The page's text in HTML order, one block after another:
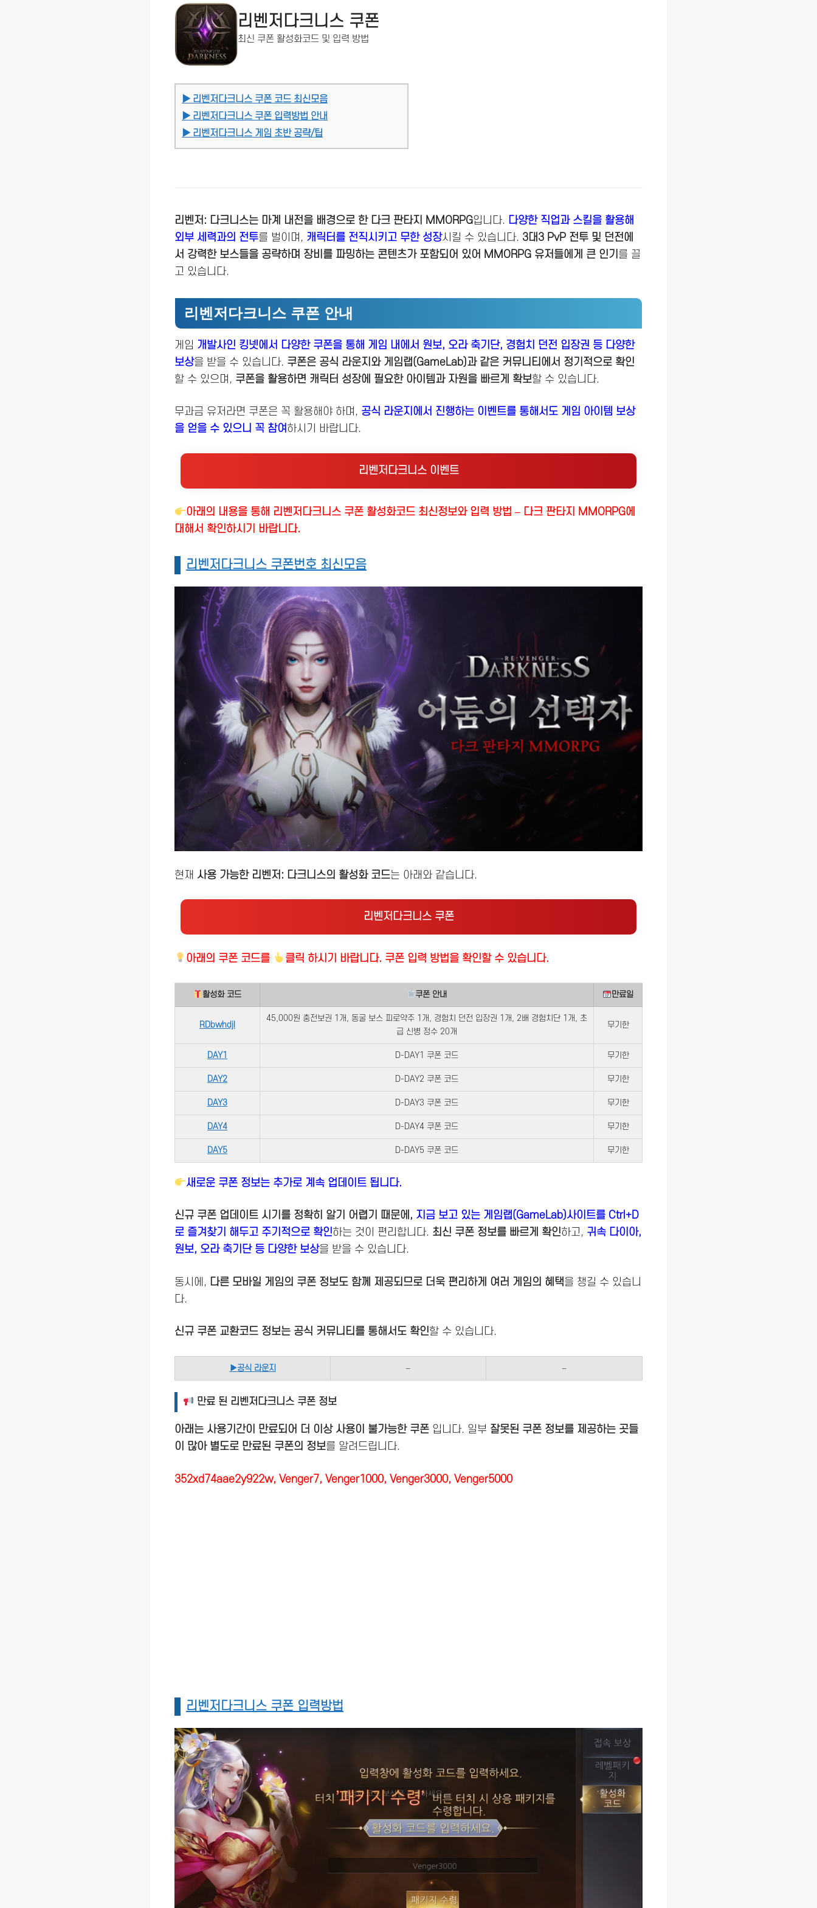
리벤저다크니스 쿠폰
최신 쿠폰 활성화코드 및 입력 방법
▶ 리벤저다크니스 쿠폰 코드 최신모음
▶ 리벤저다크니스 쿠폰 입력방법 안내
▶ 리벤저다크니스 게임 초반 공략/팁
리벤저: 다크니스는 마계 내전을 배경으로 한 다크 판타지 MMORPG입니다. 다양한 직업과 스킬을 활용해
외부 세력과의 전투를 벌이며, 캐릭터를 전직시키고 무한 성장시킬 수 있습니다. 3대3 PvP 전투 및 던전에
서 강력한 보스들을 공략하며 장비를 파밍하는 콘텐츠가 포함되어 있어 MMORPG 유저들에게 큰 인기 를 끌
고 있습니다​.
리벤저다크니스 쿠폰 안내
게임 개발사인 킹넷에서 다양한 쿠폰을 통해 게임 내에서 원보, 오라 축기단, 경험치 던전 입장권 등 다양한
보상을 받을 수 있습니다. 쿠폰은 공식 라운지와 게임랩(GameLab)과 같은 커뮤니티에서 정기적으로 확인
할 수 있으며, 쿠폰을 활용하면 캐릭터 성장에 필요한 아이템과 자원을 빠르게 확보할 수 있습니다​.
무과금 유저라면 쿠폰은 꼭 활용해야 하며, 공식 라운지에서 진행하는 이벤트를 통해서도 게임 아이템 보상
을 얻을 수 있으니 꼭 참여 하시기 바랍니다.
리벤저다크니스 이벤트
아래의 내용을 통해 리벤저다크니스 쿠폰 활성화코드 최신정보와 입력 방법 – 다크 판타지 MMORPG에
대해서 확인하시기 바랍니다.
리벤저다크니스 쿠폰번호 최신모음
현재 사용 가능한 리벤저: 다크니스의 활성화 코드는 아래와 같습니다.
리벤저다크니스 쿠폰
아래의 쿠폰 코드를 클릭 하시기 바랍니다. 쿠폰 입력 방법을 확인할 수 있습니다.
활성화 코드 쿠폰 안내 만료일
RDbwhdjl
45,000원 충전보권 1개, 동굴 보스 피로약주 1개, 경험치 던전 입장권 1개, 2배 경험치단 1개, 초
급 신병 정수 20개
무기한
DAY1 D-DAY1 쿠폰 코드 무기한
DAY2 D-DAY2 쿠폰 코드 무기한
DAY3 D-DAY3 쿠폰 코드 무기한
DAY4 D-DAY4 쿠폰 코드 무기한
DAY5 D-DAY5 쿠폰 코드 무기한
새로운 쿠폰 정보는 추가로 계속 업데이트 됩니다.
신규 쿠폰 업데이트 시기를 정확히 알기 어렵기 때문에, 지금 보고 있는 게임랩(GameLab)사이트를 Ctrl+D
로 즐겨찾기 해두고 주기적으로 확인하는 것이 편리합니다. 최신 쿠폰 정보를 빠르게 확인하고, 귀속 다이아,
원보, 오라 축기단 등 다양한 보상을 받을 수 있습니다.
동시에, 다른 모바일 게임의 쿠폰 정보도 함께 제공되므로 더욱 편리하게 여러 게임의 혜택을 챙길 수 있습니
다.
신규 쿠폰 교환코드 정보는 공식 커뮤니티를 통해서도 확인할 수 있습니다.
▶공식 라운지 – –
만료 된 리벤저다크니스 쿠폰 정보
아래는 사용기간이 만료되어 더 이상 사용이 불가능한 쿠폰 입니다. 일부 잘못된 쿠폰 정보를 제공하는 곳들
이 많아 별도로 만료된 쿠폰의 정보를 알려드립니다.
352xd74aae2y922w, Venger7, Venger1000, Venger3000, Venger5000
리벤저다크니스 쿠폰 입력방법